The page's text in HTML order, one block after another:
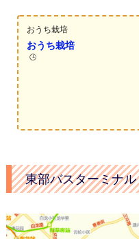
おうち栽培
おうち栽培
🕒️
東部バスターミナ